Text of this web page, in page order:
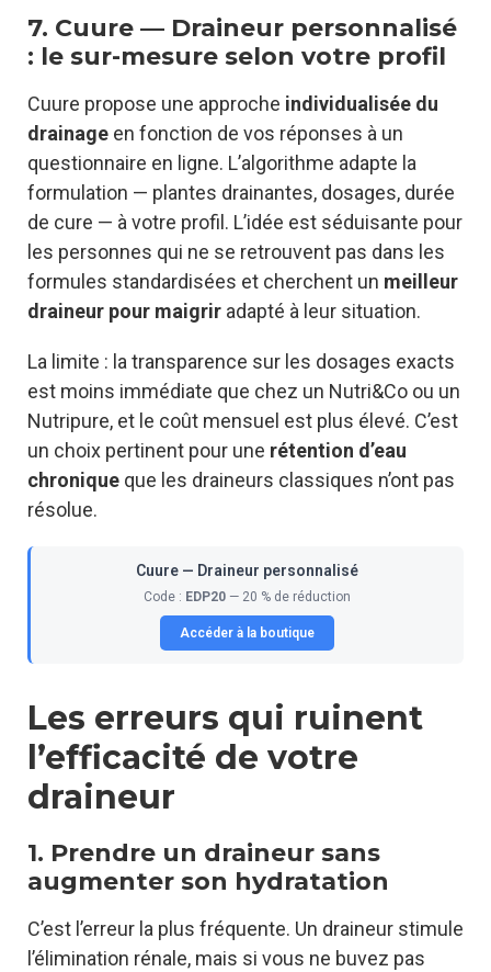
7. Cuure — Draineur personnalisé
: le sur-mesure selon votre profil
Cuure propose une approche individualisée du
drainage en fonction de vos réponses à un
questionnaire en ligne. L’algorithme adapte la
formulation — plantes drainantes, dosages, durée
de cure — à votre profil. L’idée est séduisante pour
les personnes qui ne se retrouvent pas dans les
formules standardisées et cherchent un meilleur
draineur pour maigrir adapté à leur situation.
La limite : la transparence sur les dosages exacts
est moins immédiate que chez un Nutri&Co ou un
Nutripure, et le coût mensuel est plus élevé. C’est
un choix pertinent pour une rétention d’eau
chronique que les draineurs classiques n’ont pas
résolue.
Cuure — Draineur personnalisé
Code : EDP20 — 20 % de réduction
Accéder à la boutique
Les erreurs qui ruinent
l’efficacité de votre
draineur
1. Prendre un draineur sans
augmenter son hydratation
C’est l’erreur la plus fréquente. Un draineur stimule
l’élimination rénale, mais si vous ne buvez pas